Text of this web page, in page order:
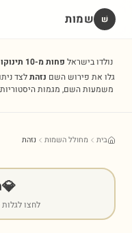
שׁ שמות
נולדו בישראל פחות מ-10 תינוקות
גלו את פירוש השם נזהתלצד
משמעות השם, מגמות היסטוריות,
בית מחולל השמות נזהת
💎
לחצו